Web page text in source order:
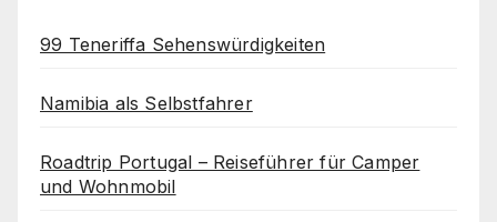
99 Teneriffa Sehenswürdigkeiten
Namibia als Selbstfahrer
Roadtrip Portugal – Reiseführer für Camper
und Wohnmobil